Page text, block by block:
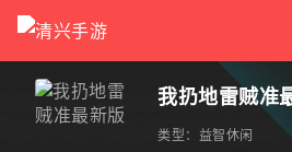
我扔地雷贼准
类型： 益智休闲